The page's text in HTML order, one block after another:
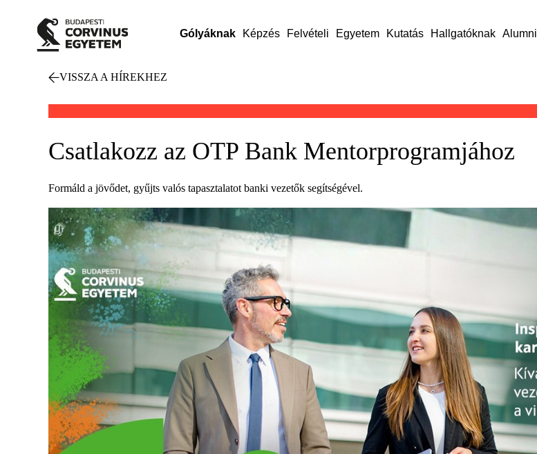
Gólyáknak Képzés Felvételi Egyetem Kutatás Hallgatóknak Alumni
VISSZA A HÍREKHEZ
Csatlakozz az OTP Bank Mentorprogramjához
Formáld a jövődet, gyűjts valós tapasztalatot banki vezetők segítségével.